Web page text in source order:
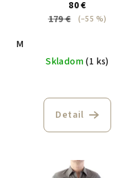
80 €
179 €
(–55 %)
M
Skladom(1 ks)
Detail